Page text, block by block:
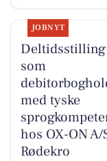
JOBNYT
Deltidsstilling
som
med tyske
hos OX-ON A/
Rødekro